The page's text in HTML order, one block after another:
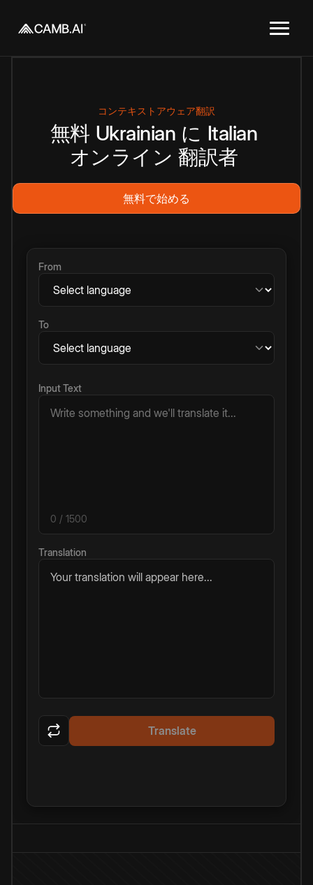
コンテキストアウェア翻訳
無料 Ukrainian に Italian
オンライン 翻訳者
無料で始める
From
To
Input Text
0 / 1500
Translation
Your translation will appear here...
Translate